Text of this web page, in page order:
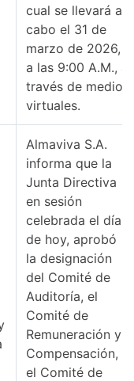
cual se llevará a
cabo el 31 de
marzo de 2026,
a las 9:00 A.M., a
través de medios
virtuales.
Almaviva S.A.
informa que la
Junta Directiva
en sesión
celebrada el día
de hoy, aprobó
la designación
del Comité de
Auditoría, el
Comité de
Remuneración y
Compensación,
el Comité de